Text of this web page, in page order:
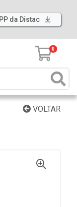
da Distac
0
VOLTAR